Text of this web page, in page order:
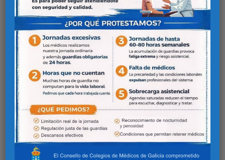
OFTALMOLOGÍA ALERTA DE «RIESGOS
OCULARES IRREVERSIBLES» AL
CONTEMPLAR EL ECLIPSE SIN
PROTECCIÓN
6 de agosto de 2026
GALICIA CEDE A LAS GERENCIAS LAS
COMPETENCIAS PARA GESTIONAR SU
ATENCIÓN PRIMARIA